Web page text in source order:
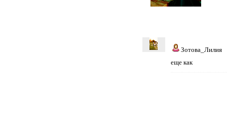
Зотова_Лилия
еще как